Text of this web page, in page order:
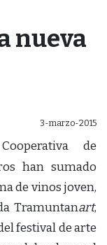
nueva
3-marzo-2015
de
han sumado
de vinos joven,
Tramuntanart,
festival de arte